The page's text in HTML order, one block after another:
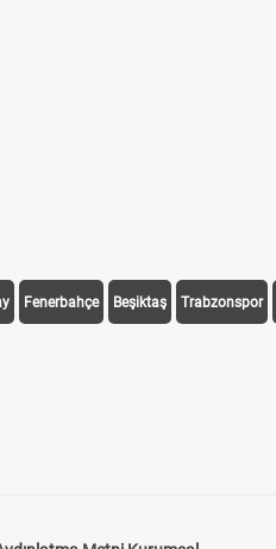
Fenerbahçe Beşiktaş Trabzonspor